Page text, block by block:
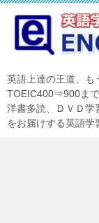
英語上達の王道、も
TOEIC400⇒900まで
洋書多読、ＤＶＤ学
をお届けする英語学